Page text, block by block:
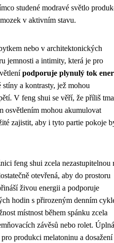
studené modravé světlo
v aktivním stavu.
nebo v architektonických
jemnosti a intimity, která je pro
podporuje plynulý tok
a kontrasty, jež mohou
V feng shui se věří, že příliš
osvětlením mohou akumulovat
zajistit, aby i tyto partie pokoje
feng shui zcela nezastupitelnou
otevřená, aby do prostoru
živou energii a podporuje
hodin s přirozeným denním
místnost během spánku zcela
závěsů nebo rolet. Úplná
produkci melatoninu a dosažení